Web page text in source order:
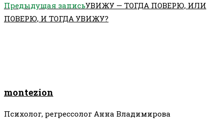
Предыдущая записьУВИЖУ — ТОГДА ПОВЕРЮ, ИЛИ
ПОВЕРЮ, И ТОГДА УВИЖУ?
montezion
Психолог, регрессолог Анна Владимирова